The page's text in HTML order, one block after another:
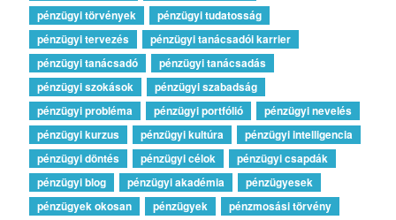
pénzügyi törvények
pénzügyi tudatosság
pénzügyi tervezés
pénzügyi tanácsadói karrier
pénzügyi tanácsadó
pénzügyi tanácsadás
pénzügyi szokások
pénzügyi szabadság
pénzügyi probléma
pénzügyi portfólió
pénzügyi nevelés
pénzügyi kurzus
pénzügyi kultúra
pénzügyi intelligencia
pénzügyi döntés
pénzügyi célok
pénzügyi csapdák
pénzügyi blog
pénzügyi akadémia
pénzügyesek
pénzügyek okosan
pénzügyek
pénzmosási törvény